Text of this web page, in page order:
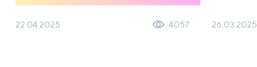
22.04.2025 4057 26.03.2025